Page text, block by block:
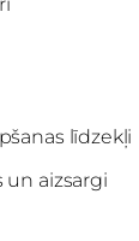
līdzekļi
un aizsargi